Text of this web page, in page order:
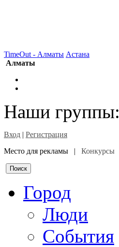
TimeOut - Алматы Астана
Алматы
Наши группы:
Вход | Регистрация
Место для рекламы | Конкурсы
Город
Люди
События